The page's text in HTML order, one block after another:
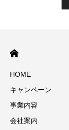
HOME
キャンペーン
事業内容
会社案内